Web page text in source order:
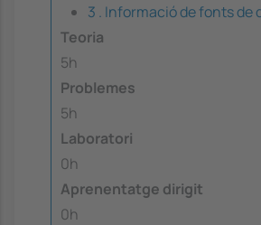
3 . Informació de fonts de
Teoria
5h
Problemes
5h
Laboratori
0h
Aprenentatge dirigit
0h